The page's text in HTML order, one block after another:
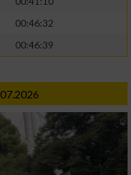
00:46:32
00:46:39
Auswahl